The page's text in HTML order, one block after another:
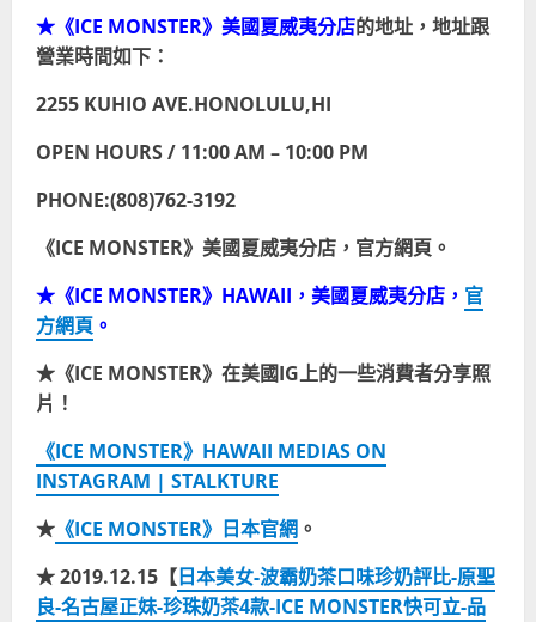
★《ICE MONSTER》美國夏威夷分店的地址，地址跟
營業時間如下：
2255 KUHIO AVE.HONOLULU,HI
OPEN HOURS / 11:00 AM – 10:00 PM
PHONE:(808)762-3192
《ICE MONSTER》美國夏威夷分店，官方網頁。
★《ICE MONSTER》HAWAII，美國夏威夷分店， 官
方網頁 。
★《ICE MONSTER》在美國IG上的一些消費者分享照
片！
《ICE MONSTER》HAWAII MEDIAS ON
INSTAGRAM | STALKTURE
★ 《ICE MONSTER》日本官網 。
★ 2019.12.15【日本美女-波霸奶茶口味珍奶評比-原聖
良-名古屋正妹-珍珠奶茶4款-ICE MONSTER快可立-品